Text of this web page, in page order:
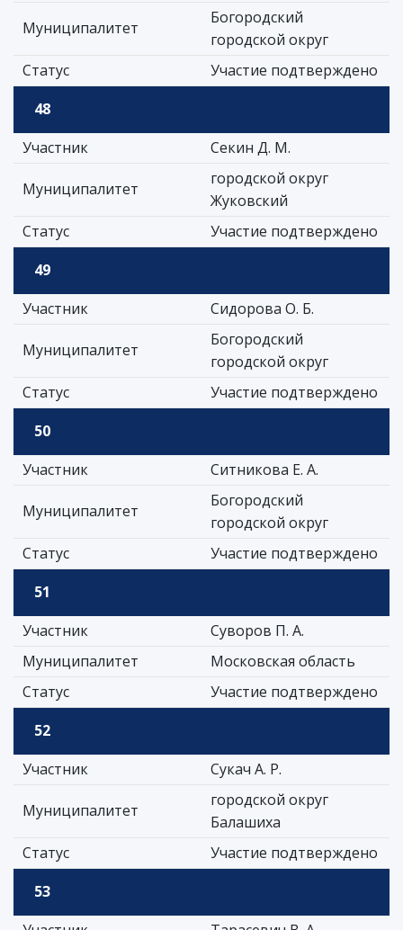
Муниципалитет
Богородский
городской округ
Статус
Участие подтверждено
48
Участник
Секин Д. М.
Муниципалитет
городской округ
Жуковский
Статус
Участие подтверждено
49
Участник
Сидорова О. Б.
Муниципалитет
Богородский
городской округ
Статус
Участие подтверждено
50
Участник
Ситникова Е. А.
Муниципалитет
Богородский
городской округ
Статус
Участие подтверждено
51
Участник
Суворов П. А.
Муниципалитет
Московская область
Статус
Участие подтверждено
52
Участник
Сукач А. Р.
Муниципалитет
городской округ
Балашиха
Статус
Участие подтверждено
53